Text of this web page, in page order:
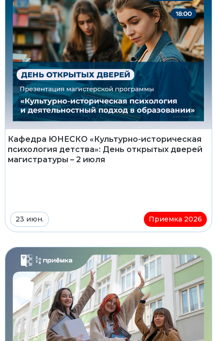
Кафедра ЮНЕСКО «Культурно-историческая
психология детства»: День открытых дверей
магистратуры – 2 июля
23 июн. Приемка 2026